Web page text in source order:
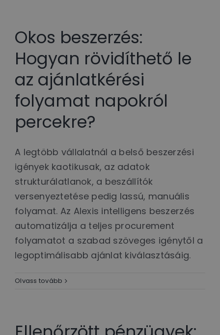
Okos beszerzés:
Hogyan rövidíthető le
az ajánlatkérési
folyamat napokról
percekre?
A legtöbb vállalatnál a belső beszerzési
igények kaotikusak, az adatok
strukturálatlanok, a beszállítók
versenyeztetése pedig lassú, manuális
folyamat. Az Alexis intelligens beszerzés
automatizálja a teljes procurement
folyamatot a szabad szöveges igénytől a
legoptimálisabb ajánlat kiválasztásáig.
Olvass tovább